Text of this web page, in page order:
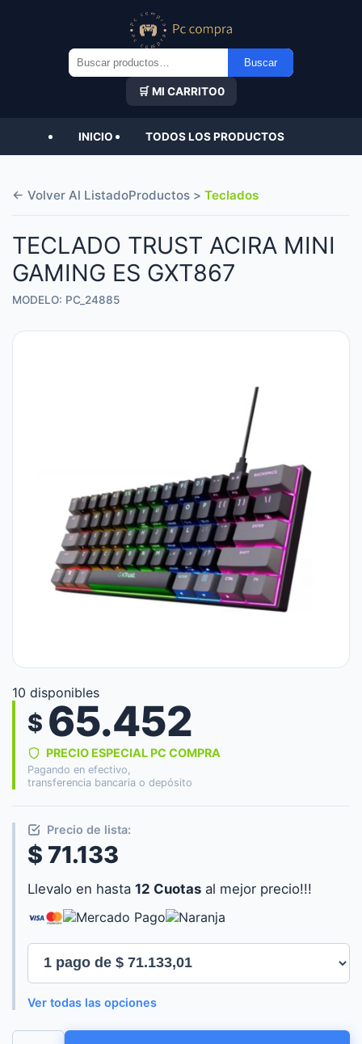
Buscar
por:
Buscar
🛒 MI CARRITO0
INICIO TODOS LOS PRODUCTOS
← Volver Al ListadoProductos > Teclados
TECLADO TRUST ACIRA MINI
GAMING ES GXT867
MODELO: PC_24885
10 disponibles
$ 65.452
PRECIO ESPECIAL PC COMPRA
Pagando en efectivo,
transferencia bancaria o depósito
Precio de lista:
$ 71.133
Llevalo en hasta 12 Cuotas al mejor precio!!!
Ver todas las opciones
TECLADO